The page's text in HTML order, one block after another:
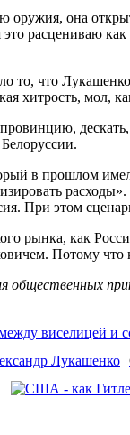
оружия, она
расцениваю
то, что
хитрость, мол,
в прошлом
При этом
рынка, как
Потому что
общественных